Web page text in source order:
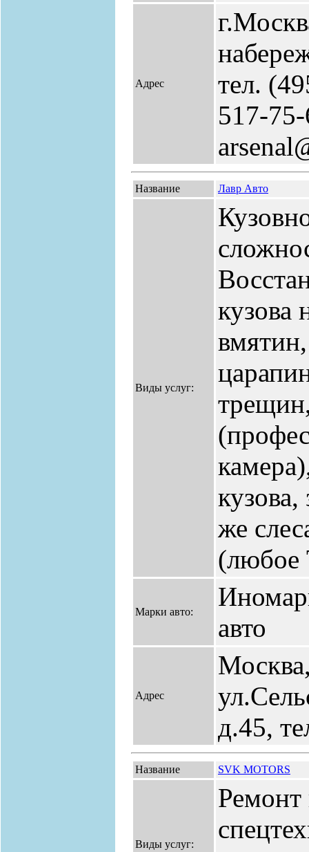
Адрес
тел.
517-
Название Лавр Авто
Виды услуг:
кузова
кузова,
же
Марки авто:
авто
Адрес
д.45,
Название SVK MOTORS
Виды услуг:
Ремонт